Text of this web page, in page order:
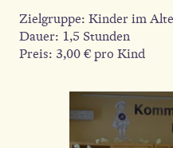
Zielgruppe: Kinder im
Dauer: 1,5 Stunden
Preis: 3,00 € pro Kind